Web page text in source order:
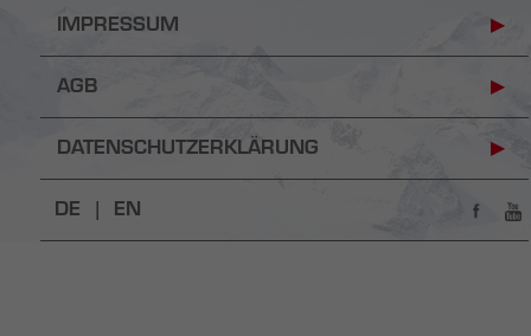
IMPRESSUM
AGB
DATENSCHUTZERKLÄRUNG
DE | EN